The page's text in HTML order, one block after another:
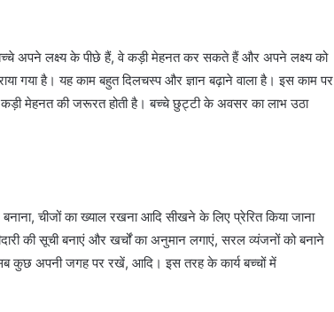
बच्चे अपने लक्ष्य के पीछे हैं, वे कड़ी मेहनत कर सकते हैं और अपने लक्ष्य को
गया है। यह काम बहुत दिलचस्प और ज्ञान बढ़ाने वाला है। इस काम पर
कड़ी मेहनत की जरूरत होती है। बच्चे छुट्टी के अवसर का लाभ उठा
चीजों का ख्याल रखना आदि सीखने के लिए प्रेरित किया जाना
की सूची बनाएं और खर्चों का अनुमान लगाएं, सरल व्यंजनों को बनाने
कुछ अपनी जगह पर रखें, आदि। इस तरह के कार्य बच्चों में